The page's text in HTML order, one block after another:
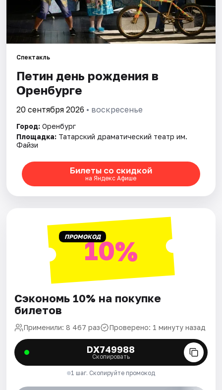
События
Площадки
Артисты
Спектакль
Петин день рождения в
Оренбурге
20 сентября 2026 • воскресенье
Город: Оренбург
Площадка: Татарский драматический театр им.
Файзи
Билеты со скидкой
на Яндекс Афише
ПРОМОКОД10%
Сэкономь 10% на покупке
билетов
Применили: 8 467 раз Проверено: 1 минуту назад
DX749988
Скопировать
1 шаг. Скопируйте промокод